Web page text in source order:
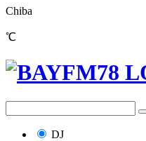
Chiba
℃
DJ